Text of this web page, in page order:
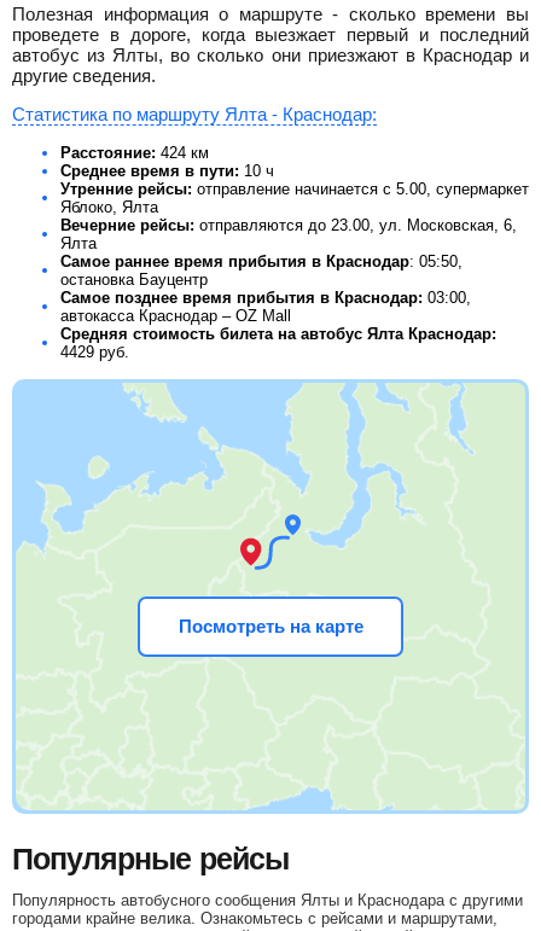
Полезная информация о маршруте - сколько времени вы
проведете в дороге, когда выезжает первый и последний
автобус из Ялты, во сколько они приезжают в Краснодар и
другие сведения.
Статистика по маршруту Ялта - Краснодар:
Расстояние: 424 км
Среднее время в пути: 10 ч
Утренние рейсы: отправление начинается с 5.00, супермаркет
Яблоко, Ялта
Вечерние рейсы: отправляются до 23.00, ул. Московская, 6,
Ялта
Самое раннее время прибытия в Краснодар: 05:50,
остановка Бауцентр
Самое позднее время прибытия в Краснодар: 03:00,
автокасса Краснодар – OZ Mall
Средняя стоимость билета на автобус Ялта Краснодар:
4429 руб.
Посмотреть на карте
Популярные рейсы
Популярность автобусного сообщения Ялты и Краснодара с другими
городами крайне велика. Ознакомьтесь с рейсами и маршрутами,